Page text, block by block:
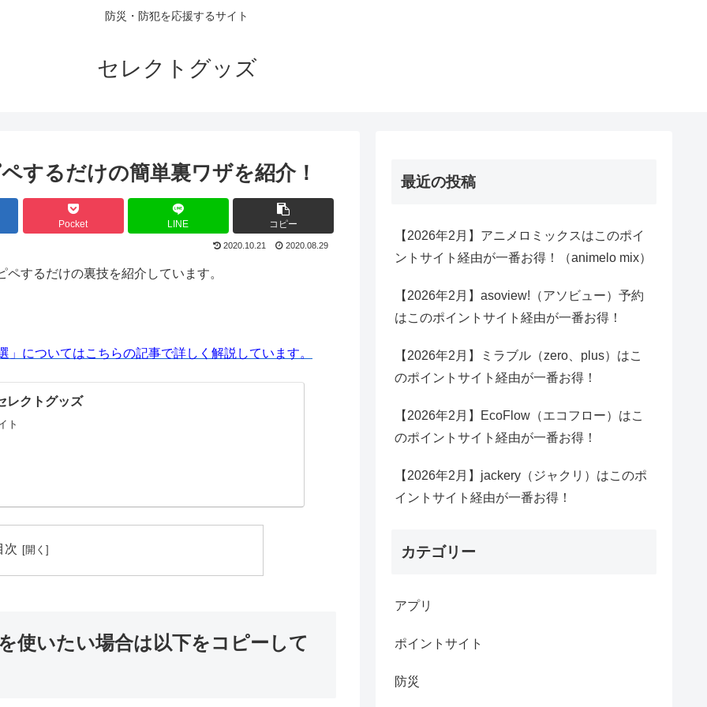
防災・防犯を応援するサイト
セレクトグッズ
するだけの簡単裏ワザを紹介！
Pocket LINE コピー
2020.10.21 2020.08.29
するだけの裏技を紹介しています。
についてはこちらの記事で詳しく解説しています。
レクトグッズ
ト
次
使いたい場合は以下をコピーして
最近の投稿
【2026年2月】アニメロミックスはこのポイ
ントサイト経由が一番お得！（animelo mix）
【2026年2月】asoview!（アソビュー）予約
はこのポイントサイト経由が一番お得！
【2026年2月】ミラブル（zero、plus）はこ
のポイントサイト経由が一番お得！
【2026年2月】EcoFlow（エコフロー）はこ
のポイントサイト経由が一番お得！
【2026年2月】jackery（ジャクリ）はこのポ
イントサイト経由が一番お得！
カテゴリー
アプリ
ポイントサイト
防災